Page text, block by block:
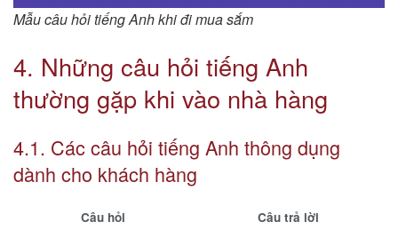
Mẫu câu hỏi tiếng Anh khi đi mua sắm
4. Những câu hỏi tiếng Anh
thường gặp khi vào nhà hàng
4.1. Các câu hỏi tiếng Anh thông dụng
dành cho khách hàng
Câu hỏi
Câu trả lời